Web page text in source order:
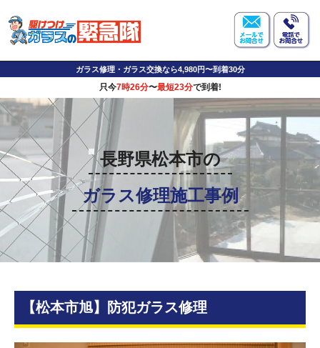
ガラス修理・ガラス交換なら4,980円〜到着30分
只今7時26分〜最短23分で到着!
長野県松本市の
ガラス修理施工事例
【松本市旭】防犯ガラス修理